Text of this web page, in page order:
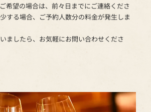
希望の場合は、前々日までにご連絡くださ
する場合、ご予約人数分の料金が発生しま
ましたら、お気軽にお問い合わせくださ